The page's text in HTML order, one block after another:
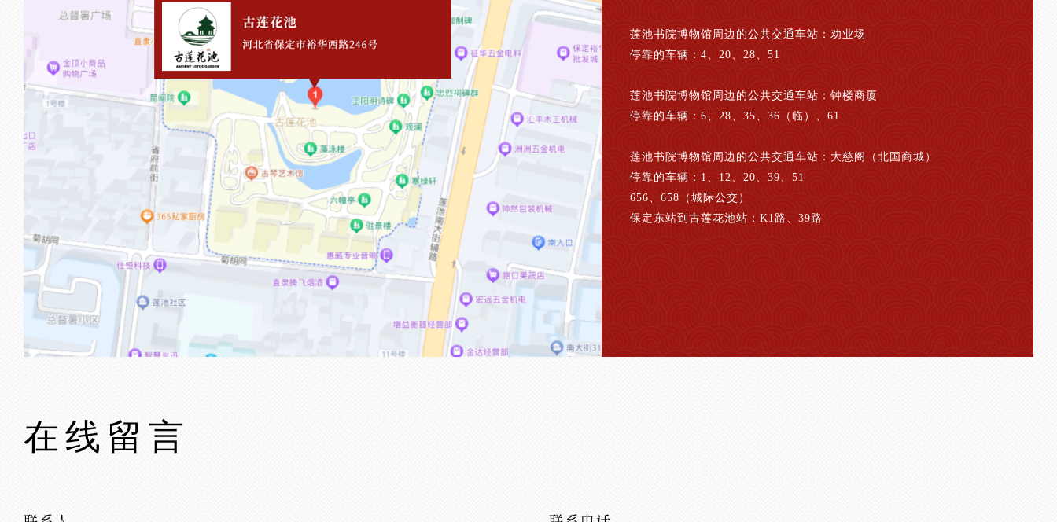
莲池书院博物馆周边的公共交通车站：劝业场
停靠的车辆：4、20、28、51
莲池书院博物馆周边的公共交通车站：钟楼商厦
停靠的车辆：6、28、35、36（临）、61
莲池书院博物馆周边的公共交通车站：大慈阁（北国商城）
停靠的车辆：1、12、20、39、51
656、658（城际公交）
保定东站到古莲花池站：K1路、39路
在线留言